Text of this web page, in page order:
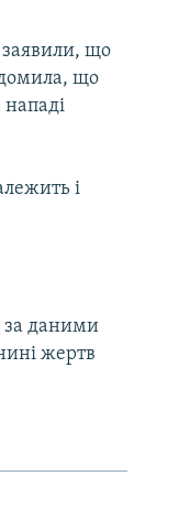
заявили, що
що
нападі
і
за даними
жертв